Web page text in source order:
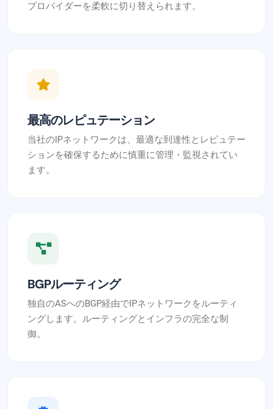
プロバイダーを柔軟に切り替えられます。
最高のレピュテーション
当社のIPネットワークは、最適な到達性とレピュテー
ションを確保するために慎重に管理・監視されてい
ます。
BGPルーティング
独自のASへのBGP経由でIPネットワークをルーティ
ングします。ルーティングとインフラの完全な制
御。